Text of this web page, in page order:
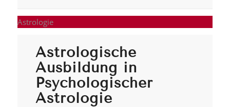
Astrologie
Astrologische
Ausbildung in
Psychologischer
Astrologie